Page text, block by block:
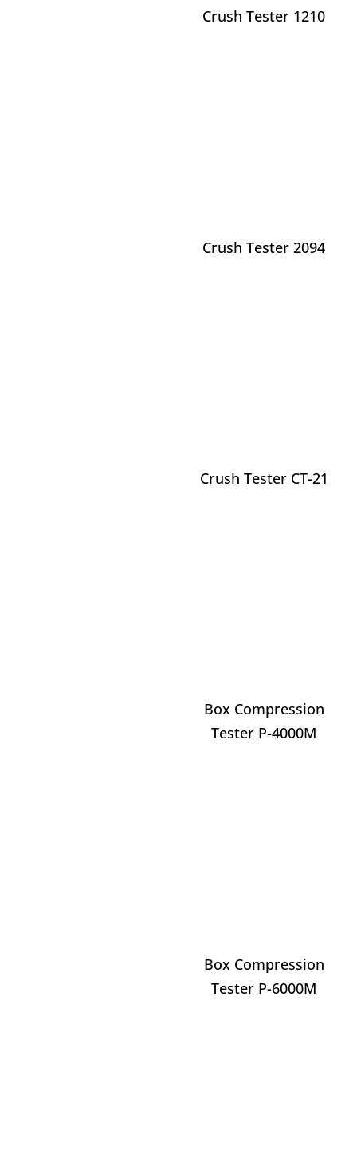
Crush Tester 1210
Crush Tester 2094
Crush Tester CT-21
Box Compression
Tester P-4000M
Box Compression
Tester P-6000M